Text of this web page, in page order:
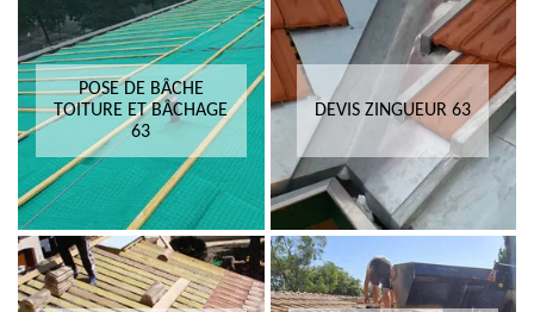
POSE DE BÂCHE
TOITURE ET BÂCHAGE
63
DEVIS ZINGUEUR 63